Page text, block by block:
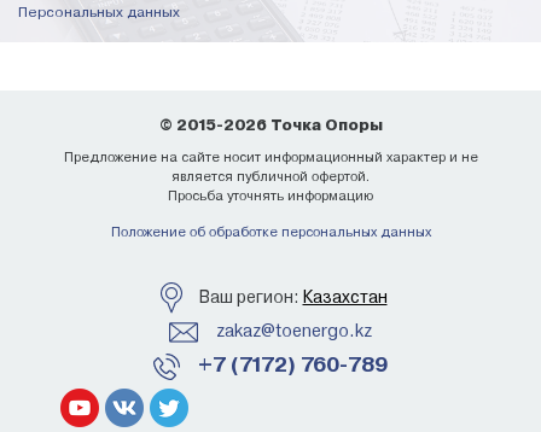
Персональных данных
© 2015-2026 Точка Опоры
Предложение на сайте носит информационный характер и не
является публичной офертой.
Просьба уточнять информацию
Положение об обработке персональных данных
Ваш регион: Казахстан
zakaz@toenergo.kz
+7 (7172) 760-789